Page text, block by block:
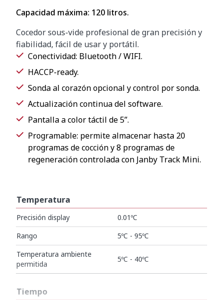
Capacidad máxima: 120 litros.
Cocedor sous-vide profesional de gran precisión y
fiabilidad, fácil de usar y portátil.
Conectividad: Bluetooth / WIFI.
HACCP-ready.
Sonda al corazón opcional y control por sonda.
Actualización continua del software.
Pantalla a color táctil de 5”.
Programable: permite almacenar hasta 20
programas de cocción y 8 programas de
regeneración controlada con Janby Track Mini.
Temperatura
Precisión display
0.01ºC
Rango
5ºC - 95ºC
Temperatura ambiente
permitida
5ºC - 40ºC
Tiempo